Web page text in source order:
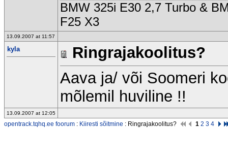
BMW 325i E30 2,7 Turbo &
F25 X3
13.09.2007 at 11:57
kyla
Ringrajakoolitus?
Aava ja/ või Soomeri
mõlemil huviline !!
13.09.2007 at 12:05
opentrack.tqhq.ee foorum : Kiiresti sõitmine : Ringrajakoolitus? 1 2 3 4